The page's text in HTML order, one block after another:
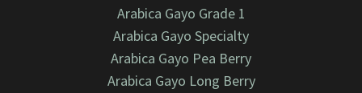
Arabica Gayo Grade 1
Arabica Gayo Specialty
Arabica Gayo Pea Berry
Arabica Gayo Long Berry